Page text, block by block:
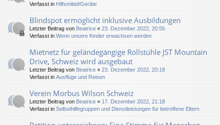
Verfasst in Hilfsmittel/Geräte
Blindspot ermöglicht inklusive Ausbildungen
Letzter Beitrag von Beatrice « 23. Dezember 2022, 20:55
Verfasst in Wenn unsere Kinder erwachsen werden
Mietnetz für geländegängige Rollstühle JST Mountain
Drive, Schweiz wird ausgebaut
Letzter Beitrag von Beatrice « 23. Dezember 2022, 20:18
Verfasst in Ausflüge und Reisen
Verein Morbus Wilson Schweiz
Letzter Beitrag von Beatrice « 17. Dezember 2022, 21:18
Verfasst in Selbsthilfegruppen und Dienstleistungen für betroffene Eltern